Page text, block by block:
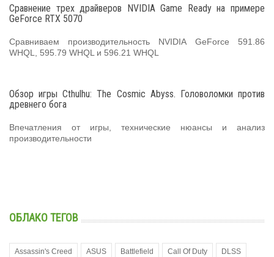
Сравнение трех драйверов NVIDIA Game Ready на примере
GeForce RTX 5070
Сравниваем производительность NVIDIA GeForce 591.86
WHQL, 595.79 WHQL и 596.21 WHQL
Обзор игры Cthulhu: The Cosmic Abyss. Головоломки против
древнего бога
Впечатления от игры, технические нюансы и анализ
производительности
ОБЛАКО ТЕГОВ
Assassin's Creed ASUS Battlefield Call Of Duty DLSS